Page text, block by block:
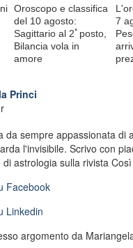
Oroscopo e classifica
del 10 agosto:
Sagittario al 2ﾟposto,
Bilancia vola in
amore
7
Princi
da sempre appassionata di
l'invisibile. Scrivo con
astrologia sulla rivista
Facebook
Linkedin
argomento da